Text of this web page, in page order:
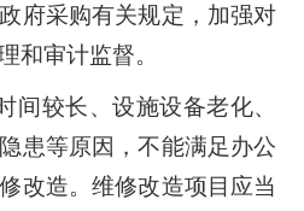
府采购有关规定，加强对
和审计监督。
间较长、设施设备老化、
患等原因，不能满足办公
改造。维修改造项目应当